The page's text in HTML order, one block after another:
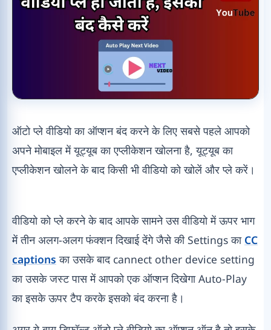
ऑटो प्ले वीडियो का ऑप्शन बंद करने के लिए सबसे पहले आपको
अपने मोबाइल में यूट्यूब का एप्लीकेशन खोलना है, यूट्यूब का
एप्लीकेशन खोलने के बाद किसी भी वीडियो को खोलें और प्ले करें।
वीडियो को प्ले करने के बाद आपके सामने उस वीडियो में ऊपर भाग
में तीन अलग-अलग फंक्शन दिखाई देंगे जैसे की Settings का CC
captions का उसके बाद cannect other device setting
का उसके जस्ट पास में आपको एक ऑप्शन दिखेगा Auto-Play
का इसके ऊपर टैप करके इसको बंद करना है।